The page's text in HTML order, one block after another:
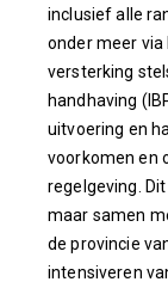
inclusief alle
onder meer
versterking
handhaving
uitvoering en
voorkomen en
regelgeving.
maar samen
de provincie
intensiveren